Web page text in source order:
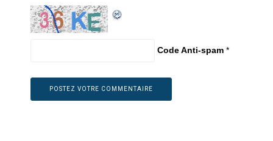
Code Anti-spam *